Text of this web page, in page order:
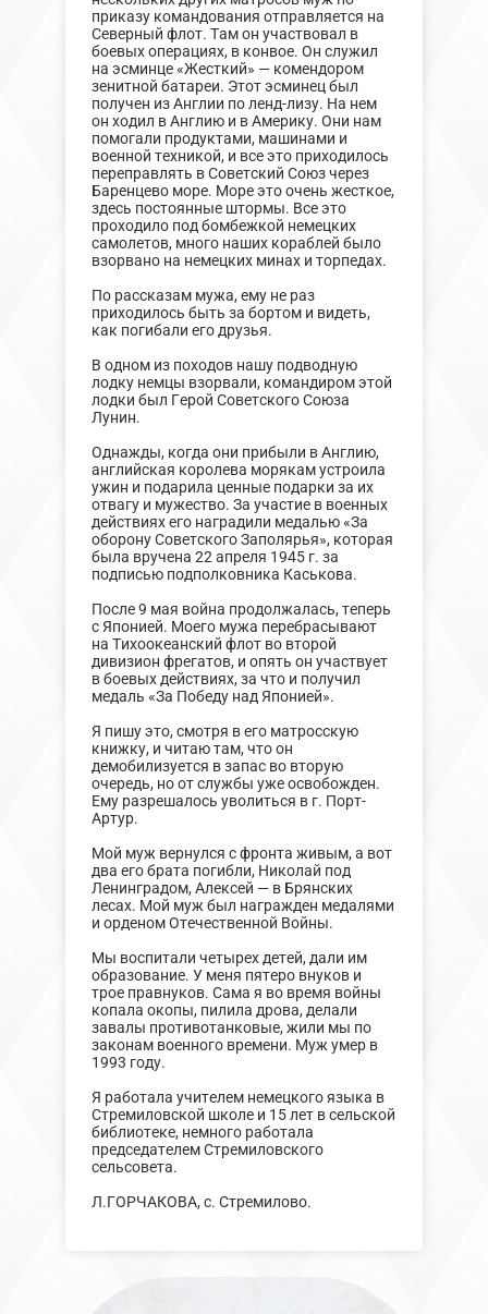
приказу командования отправляется на
Северный флот. Там он участвовал в
боевых операциях, в конвое. Он служил
на эсминце «Жесткий» — комендором
зенитной батареи. Этот эсминец был
получен из Англии по ленд-лизу. На нем
он ходил в Англию и в Америку. Они нам
помогали продуктами, машинами и
военной техникой, и все это приходилось
переправлять в Советский Союз через
Баренцево море. Море это очень жесткое,
здесь постоянные штормы. Все это
проходило под бомбежкой немецких
самолетов, много наших кораблей было
взорвано на немецких минах и торпедах.
По рассказам мужа, ему не раз
приходилось быть за бортом и видеть,
как погибали его друзья.
В одном из походов нашу подводную
лодку немцы взорвали, командиром этой
лодки был Герой Советского Союза
Лунин.
Однажды, когда они прибыли в Англию,
английская королева морякам устроила
ужин и подарила ценные подарки за их
отвагу и мужество. За участие в военных
действиях его наградили медалью «За
оборону Советского Заполярья», которая
была вручена 22 апреля 1945 г. за
подписью подполковника Каськова.
После 9 мая война продолжалась, теперь
с Японией. Моего мужа перебрасывают
на Тихоокеанский флот во второй
дивизион фрегатов, и опять он участвует
в боевых действиях, за что и получил
медаль «За Победу над Японией».
Я пишу это, смотря в его матросскую
книжку, и читаю там, что он
демобилизуется в запас во вторую
очередь, но от службы уже освобожден.
Ему разрешалось уволиться в г. Порт-
Артур.
Мой муж вернулся с фронта живым, а вот
два его брата погибли, Николай под
Ленинградом, Алексей — в Брянских
лесах. Мой муж был награжден медалями
и орденом Отечественной Войны.
Мы воспитали четырех детей, дали им
образование. У меня пятеро внуков и
трое правнуков. Сама я во время войны
копала окопы, пилила дрова, делали
завалы противотанковые, жили мы по
законам военного времени. Муж умер в
1993 году.
Я работала учителем немецкого языка в
Стремиловской школе и 15 лет в сельской
библиотеке, немного работала
председателем Стремиловского
сельсовета.
Л.ГОРЧАКОВА, с. Стремилово.